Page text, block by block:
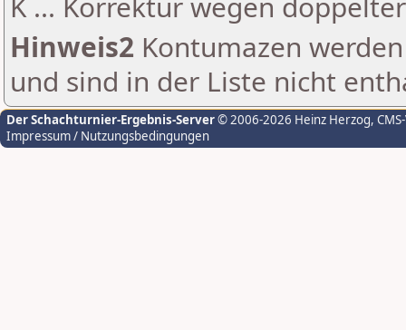
Hinweis2 Kontumazen
und sind in der Liste nicht
Der Schachturnier-Ergebnis-Server© 2006-2026 Heinz Herzog,
Impressum / Nutzungsbedingungen